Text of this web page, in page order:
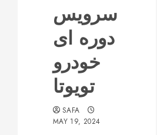
سرویس
دوره ای
خودرو
تویوتا
SAFA
MAY 19, 2024